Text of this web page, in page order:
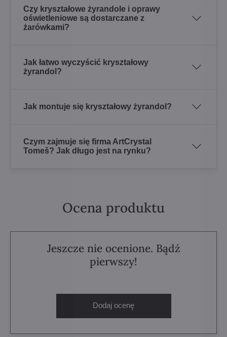
Czy kryształowe żyrandole i oprawy
oświetleniowe są dostarczane z
żarówkami?
Jak łatwo wyczyścić kryształowy
żyrandol?
Jak montuje się kryształowy żyrandol?
Czym zajmuje się firma ArtCrystal
Tomeš? Jak długo jest na rynku?
Ocena produktu
Jeszcze nie ocenione. Bądź
pierwszy!
Dodaj ocenę